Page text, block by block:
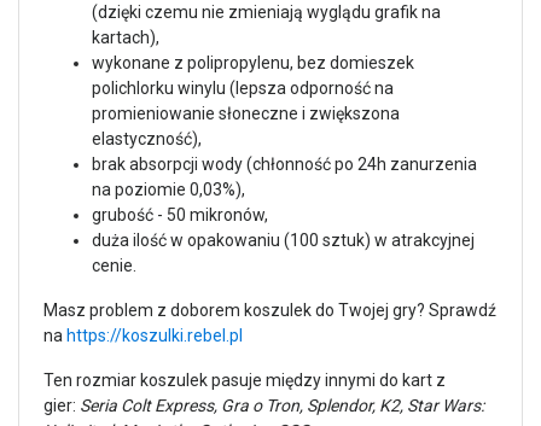
(dzięki czemu nie zmieniają wyglądu grafik na
kartach),
wykonane z polipropylenu, bez domieszek
polichlorku winylu (lepsza odporność na
promieniowanie słoneczne i zwiększona
elastyczność),
brak absorpcji wody (chłonność po 24h zanurzenia
na poziomie 0,03%),
grubość - 50 mikronów,
duża ilość w opakowaniu (100 sztuk) w atrakcyjnej
cenie.
Masz problem z doborem koszulek do Twojej gry? Sprawdź
na https://koszulki.rebel.pl
Ten rozmiar koszulek pasuje między innymi do kart z
gier: Seria Colt Express, Gra o Tron, Splendor, K2, Star Wars: